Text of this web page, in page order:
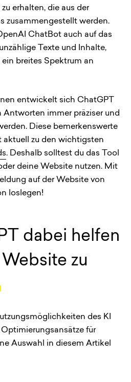
erhalten, die aus der
zusammengestellt werden.
ChatBot auch auf das
Texte und Inhalte,
breites Spektrum an
entwickelt sich ChatGPT
Antworten immer präziser und
Diese bemerkenswerte
aktuell zu den wichtigsten
. Deshalb solltest du das Tool
deine Website nutzen. Mit
auf der Website von
loslegen!
dabei helfen
zu
des KI
für
Auswahl in diesem Artikel